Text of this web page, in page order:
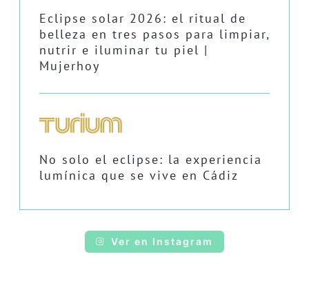
Eclipse solar 2026: el ritual de
belleza en tres pasos para limpiar,
nutrir e iluminar tu piel |
Mujerhoy
No solo el eclipse: la experiencia
lumínica que se vive en Cádiz
Ver en Instagram